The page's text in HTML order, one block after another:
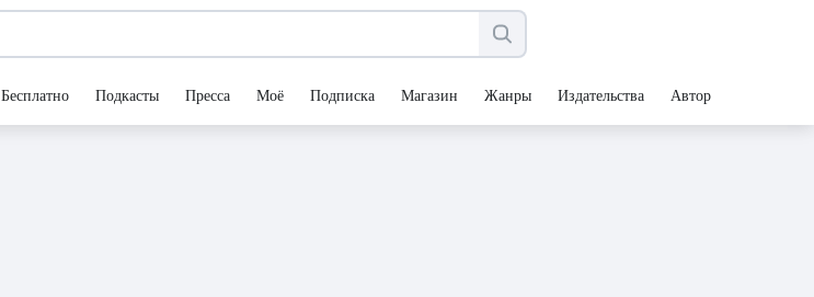
Бесплатно Подкасты Пресса Моё Подписка Магазин Жанры Издательства Авторы